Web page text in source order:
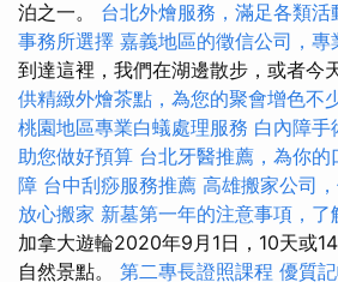
泊之一。 台北外燴服務，滿足各類活
事務所選擇 嘉義地區的徵信公司，專
到達這裡，我們在湖邊散步，或者今
供精緻外燴茶點，為您的聚會增色不
桃園地區專業白蟻處理服務 白內障手
助您做好預算 台北牙醫推薦，為你
障 台中刮痧服務推薦 高雄搬家公司
放心搬家 新墓第一年的注意事項，
加拿大遊輪2020年9月1日，10天或
自然景點。 第二專長證照課程 優質